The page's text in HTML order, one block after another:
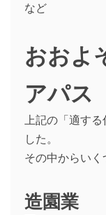
など
おおよ
アパス
上記の「適する
した。
その中からいく
造園業